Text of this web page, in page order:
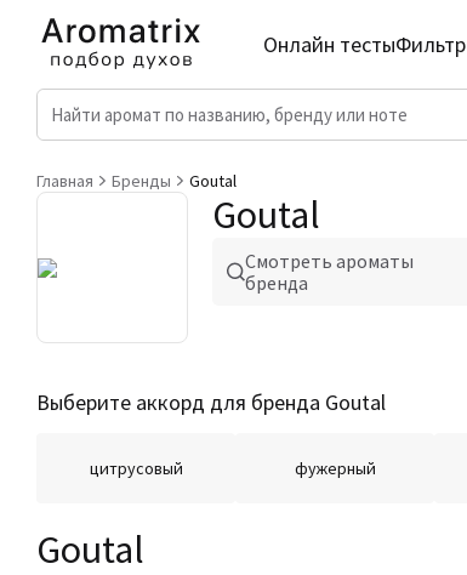
Онлайн тестыФильтр
Главная Бренды Goutal
Goutal
Смотреть ароматы
бренда
Выберите аккорд для бренда Goutal
цитрусовый фужерный
Goutal